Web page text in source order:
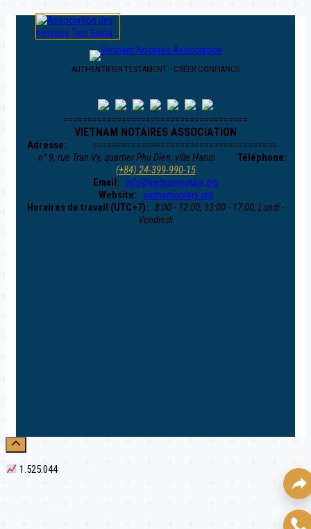
AUTHENTIFIER TESTAMENT - CRÉER CONFIANCE
======================================
VIETNAM NOTAIRES ASSOCIATION
======================================
Adresse:
n° 9, rue Tran Vy, quartier Phu Dien, ville Hanoï
Téléphone:
(+84) 24-399-990-15
Email: info@vietnamnotary.org
Website:
vietnamnotary.org
Horaires de travail (UTC+7): 8:00 - 12:00, 13:00 - 17:00; Lundi -
Vendredi
1.525.044